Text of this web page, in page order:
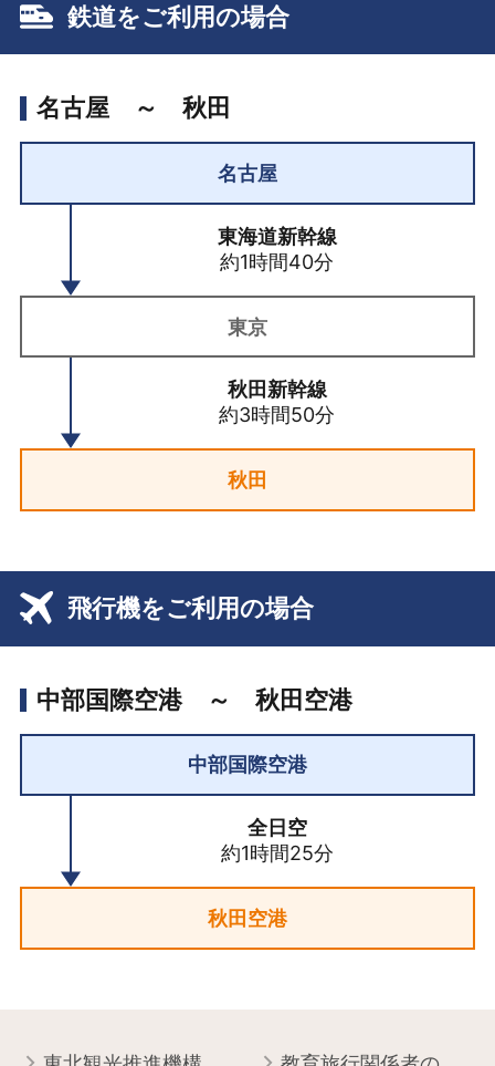
鉄道をご利用の場合
名古屋 ～ 秋田
名古屋
東海道新幹線
約1時間40分
東京
秋田新幹線
約3時間50分
秋田
飛行機をご利用の場合
中部国際空港 ～ 秋田空港
中部国際空港
全日空
約1時間25分
秋田空港